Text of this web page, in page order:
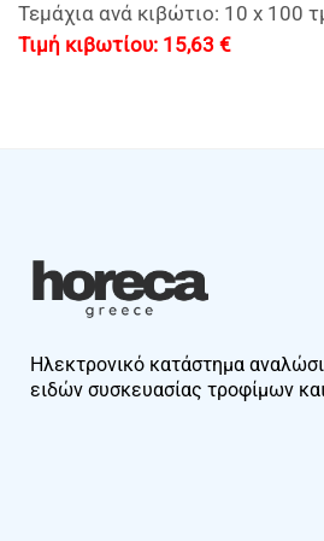
Τεμάχια ανά κιβώτιο: 10 x 100
15,63 €
Ηλεκτρονικό κατάστημα
ειδών συσκευασίας τροφίμων